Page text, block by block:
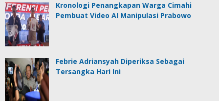
Kronologi Penangkapan Warga Cimahi
Pembuat Video AI Manipulasi Prabowo
Febrie Adriansyah Diperiksa Sebagai
Tersangka Hari Ini